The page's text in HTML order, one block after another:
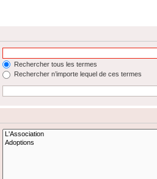
Rechercher tous les termes
Rechercher n’importe lequel de ces termes